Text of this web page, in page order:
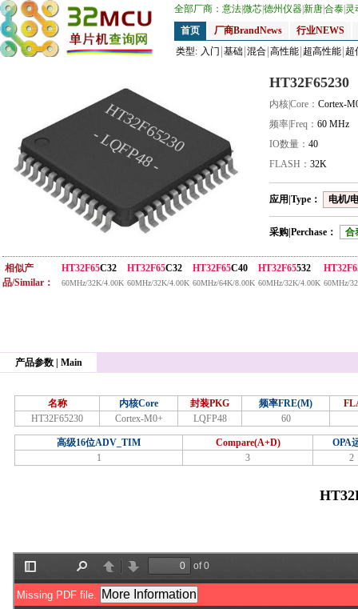
全部厂商： 意法微芯德州仪器新唐合泰 灵
首页
厂商BrandNews
行业NEWS
类型: 入门 基础 混合 高性能 超高性能 超
HT32F65230
- LQFP48 -
HT32F65230
内核|Core： Cortex-
频率|Freq： 60 MHz
IO数量： 40
FLASH： 32K
应用|Type： 电机/
采购|Perchase： 合
相似产
品/Similar：
HT32F65C32
60MHz/32K/4.00K
HT32F65C32
60MHz/32K/4.00K
HT32F65C40
60MHz/64K/8.00K
HT32F65532
60MHz/32K/4.00K 60MHz/
产品参数 | Main
名称 内核Core 封装PKG 频率FRE(M)
HT32F65230
Cortex-M0+ LQFP48 60
高级16位ADV_TIM Compare(A+D)
OPA
1
3 2